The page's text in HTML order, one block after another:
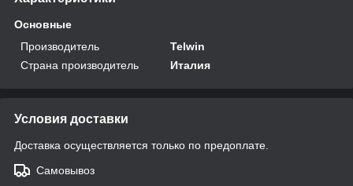
Основные
Производитель
Telwin
Страна производитель
Италия
Условия доставки
Доставка осуществляется только по предоплате.
Самовывоз